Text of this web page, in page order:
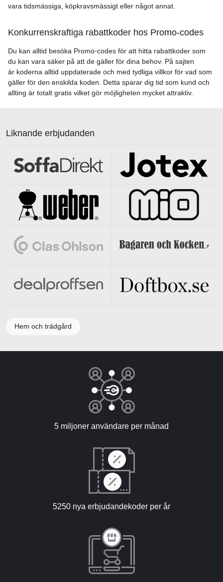
vara tidsmässiga, köpkravsmässigt eller något annat.
Konkurrenskraftiga rabattkoder hos Promo-codes
Du kan alltid besöka Promo-codes för att hitta rabattkoder som
du kan vara säker på att de gäller för dina behov. På sajten
är koderna alltid uppdaterade och med tydliga villkor för vad som
gäller för den enskilda koden. Detta sparar dig tid som kund och
allting är totalt gratis vilket gör möjligheten mycket attraktiv.
Liknande erbjudanden
Hem och trädgård
5 miljoner användare per månad
5250 nya erbjudandekoder per år